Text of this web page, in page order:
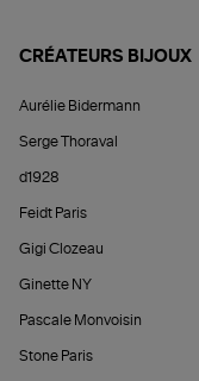
CRÉATEURS BIJOUX
Aurélie Bidermann
Serge Thoraval
d1928
Feidt Paris
Gigi Clozeau
Ginette NY
Pascale Monvoisin
Stone Paris